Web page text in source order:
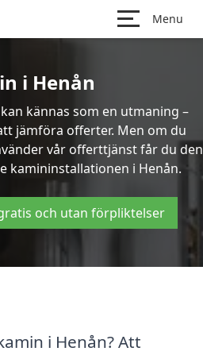
Menu
i Henån
kännas som en utmaning –
jämföra offerter. Men om du
vår offerttjänst får du den
kamininstallationen i Henån.
och utan förpliktelser
i Henån? Att